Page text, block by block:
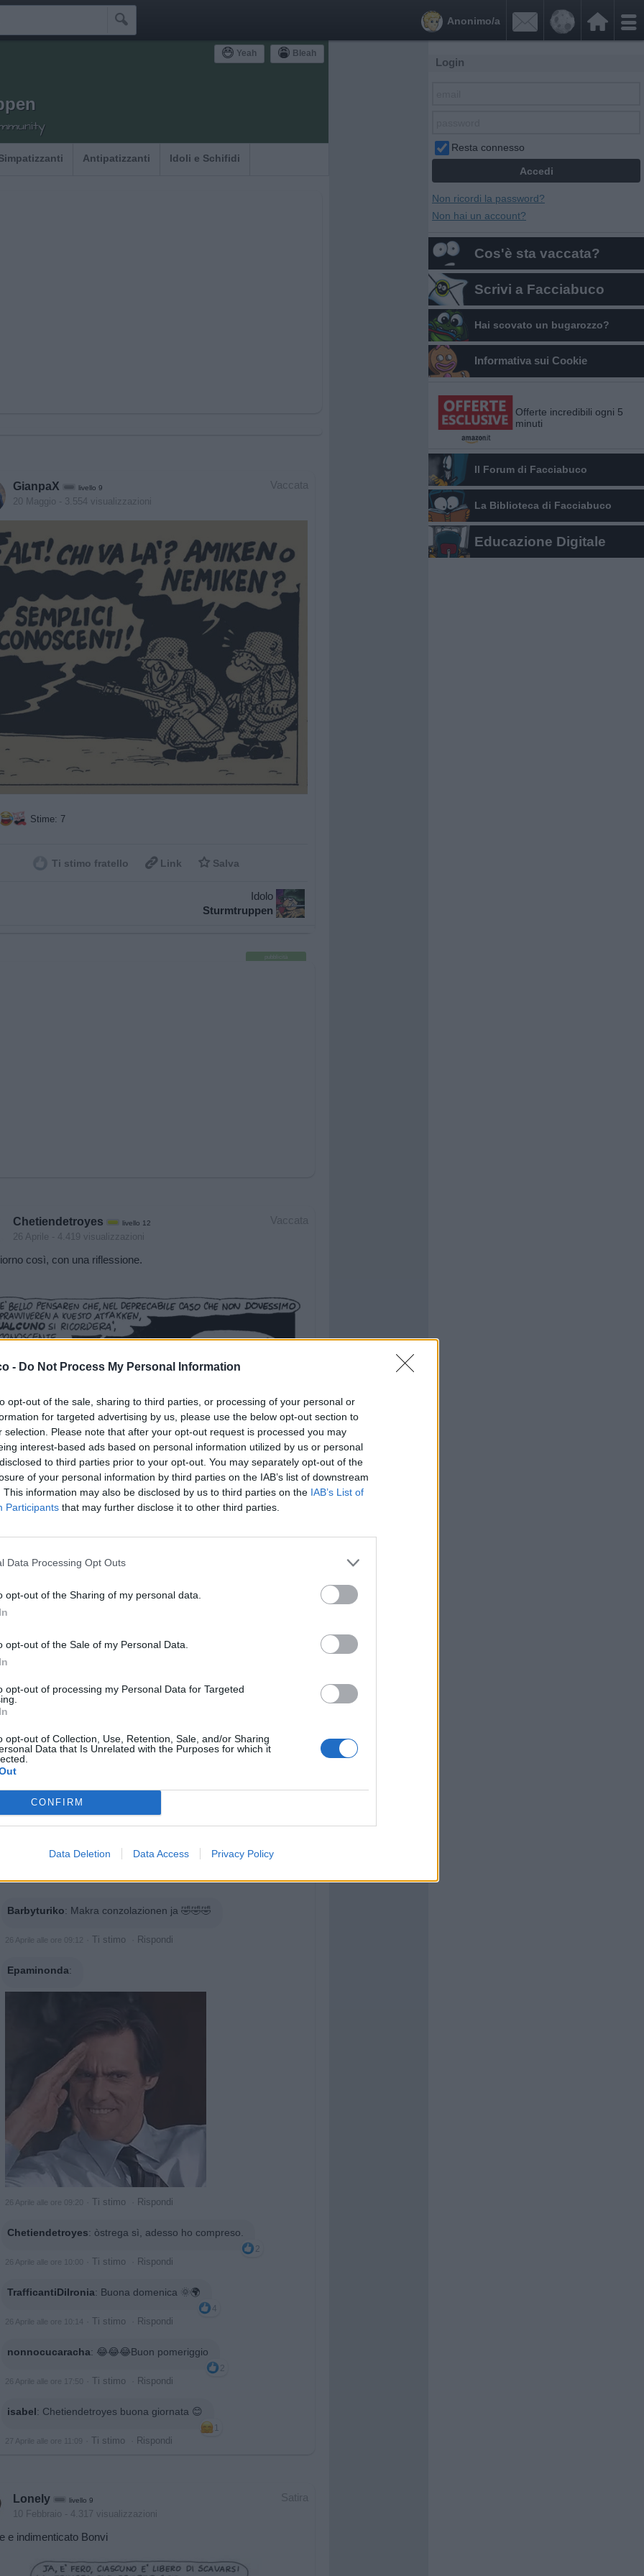
- Do Not Process My Personal Information
opt-out of the sale, sharing to third parties, or processing of your personal or
for targeted advertising by us, please use the below opt-out section to
selection. Please note that after your opt-out request is processed you may
interest-based ads based on personal information utilized by us or personal
to third parties prior to your opt-out. You may separately opt-out of the
of your personal information by third parties on the IAB’s list of downstream
This information may also be disclosed by us to third parties on the IAB’s List of
Participants that may further disclose it to other third parties.
Data Processing Opt Outs
opt-out of the Sharing of my personal data.
opt-out of the Sale of my Personal Data.
opt-out of processing my Personal Data for Targeted
opt-out of Collection, Use, Retention, Sale, and/or Sharing
Data that Is Unrelated with the Purposes for which it
CONFIRM
Data Deletion Data Access Privacy Policy
 

Anonimo/a
Yeah Bleah
Antipatizzanti Idoli e Schifidi
Vaccata
GianpaX livello 9
20 Maggio - 3.554 visualizzazioni
Stime: 7
Ti stimo fratello  Link  Salva
Idolo
Sturmtruppen
pubblicità
Vaccata
Chetiendetroyes livello 12
26 Aprile - 4.419 visualizzazioni
così, con una riflessione.
Stime: 14  Commenti: 16
Barbyturiko: Makra conzolazionen ja 🤣🤣🤣
26 Aprile alle ore 09:12 Ti stimo Rispondi
Epaminonda:
26 Aprile alle ore 09:20 Ti stimo Rispondi
Chetiendetroyes: òstrega sì, adesso ho compreso.
2
26 Aprile alle ore 10:00 Ti stimo Rispondi
TrafficantiDiIronia: Buona domenica 🌞🌍
4
26 Aprile alle ore 10:14 Ti stimo Rispondi
nonnocucaracha: 😂😂😂Buon pomeriggio
2
26 Aprile alle ore 17:50 Ti stimo Rispondi
isabel: Chetiendetroyes buona giornata 😊
1
27 Aprile alle ore 11:09 Ti stimo Rispondi
Satira
Lonely livello 9
10 Febbraio - 4.317 visualizzazioni
e indimenticato Bonvi
Login
Resta connesso
Non ricordi la password?
Non hai un account?
Cos'è sta vaccata?
Scrivi a Facciabuco
Hai scovato un bugarozzo?
Informativa sui Cookie
Offerte incredibili ogni 5
minuti
Il Forum di Facciabuco
La Biblioteca di Facciabuco
Educazione Digitale